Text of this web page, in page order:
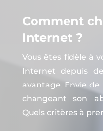
Comment
Internet ?
Vous êtes fidèle à
Internet depuis
avantage. Envie de
changeant son
Quels critères à